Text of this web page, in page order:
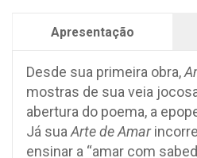
Apresentação
Desde sua primeira obra,
mostras de sua veia
abertura do poema, a
Já sua Arte de Amar
ensinar a “amar com